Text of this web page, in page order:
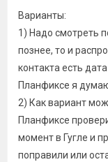
Варианты:
1) Надо смотреть
познее, то и
контакта есть
Планфиксе я
2) Как вариант
Планфиксе
момент в Гугле и
поправили или